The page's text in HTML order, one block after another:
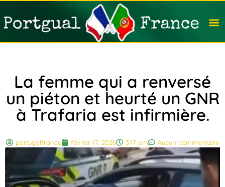
La femme qui a renversé
un piéton et heurté un GNR
à Trafaria est infirmière.
portugalfrance février 17, 2026 3:17 pm Aucun commentaire